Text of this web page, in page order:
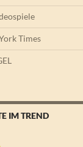
Times
IM TREND